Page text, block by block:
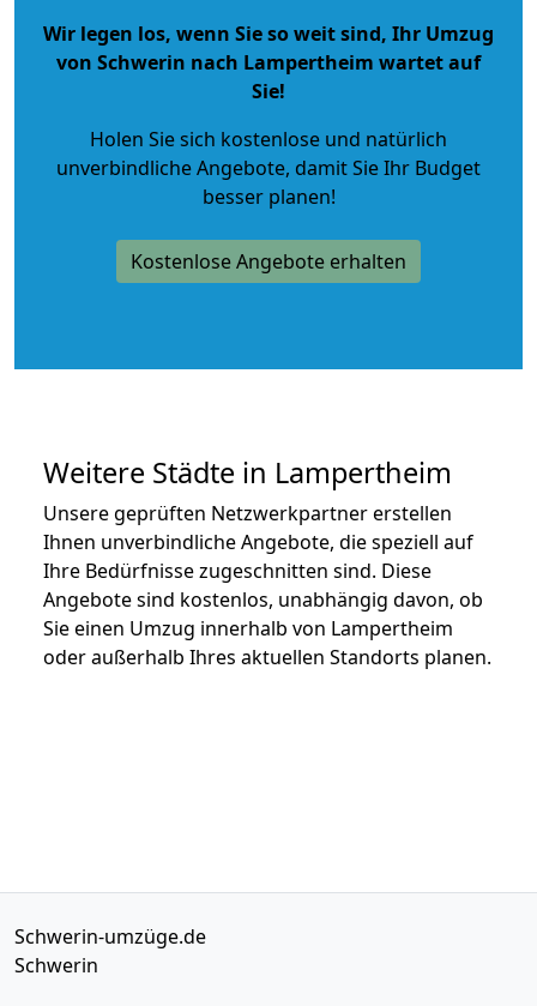
Wir legen los, wenn Sie so weit sind, Ihr Umzug
von Schwerin nach Lampertheim wartet auf
Sie!
Holen Sie sich kostenlose und natürlich
unverbindliche Angebote, damit Sie Ihr Budget
besser planen!
Kostenlose Angebote erhalten
Weitere Städte in Lampertheim
Unsere geprüften Netzwerkpartner erstellen
Ihnen unverbindliche Angebote, die speziell auf
Ihre Bedürfnisse zugeschnitten sind. Diese
Angebote sind kostenlos, unabhängig davon, ob
Sie einen Umzug innerhalb von Lampertheim
oder außerhalb Ihres aktuellen Standorts planen.
Schwerin-umzüge.de
Schwerin